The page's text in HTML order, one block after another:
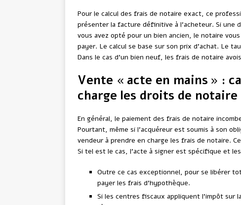
Pour le calcul des frais de notaire exact, ce
présenter la facture définitive à l’acheteur. Si une
vous avez opté pour un bien ancien, le notaire
payer. Le calcul se base sur son prix d’achat. Le
Dans le cas d’un bien neuf, les frais de notaire
Vente « acte en mains » :
charge les droits de notaire
En général, le paiement des frais de notaire
Pourtant, même si l’acquéreur est soumis à son
vendeur à prendre en charge les frais de notaire.
Si tel est le cas, l’acte à signer est spécifique et
Outre ce cas exceptionnel, pour se libérer
payer les frais d’hypothèque.
Si les centres fiscaux appliquent l’impôt sur